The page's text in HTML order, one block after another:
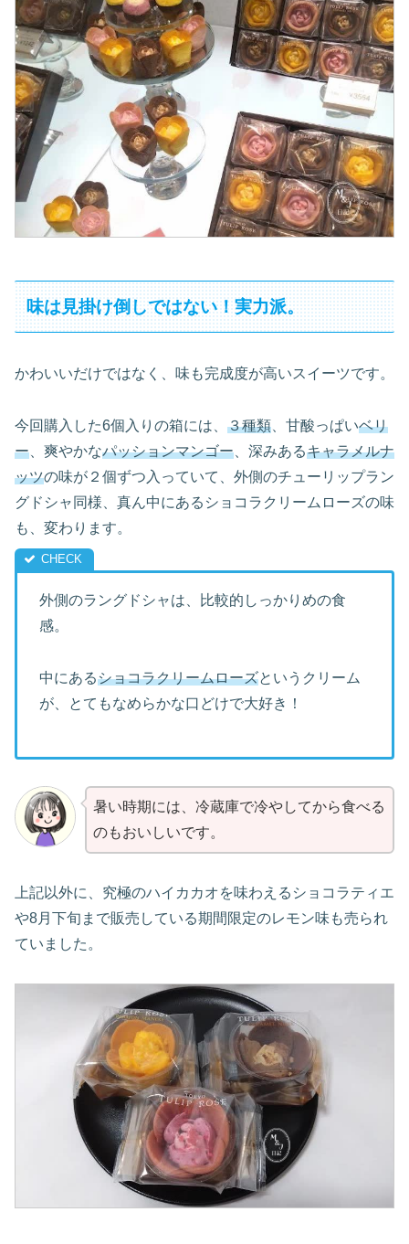
味は見掛け倒しではない！実力派。
かわいいだけではなく、味も完成度が高いスイーツです。
今回購入した6個入りの箱には、 ３種類 、甘酸っぱいベリ
ー 、爽やかなパッションマンゴー 、深みあるキャラメルナ
ッツの味が２個ずつ入っていて、外側のチューリップラン
グドシャ同様、真ん中にあるショコラクリームローズの味
も、変わります。
外側のラングドシャは、比較的しっかりめの食
感。
中にあるショコラクリームローズというクリーム
が、とてもなめらかな口どけで大好き！
暑い時期には、冷蔵庫で冷やしてから食べる
のもおいしいです。
上記以外に、究極のハイカカオを味わえるショコラティエ
や8月下旬まで販売している期間限定のレモン味も売られ
ていました。